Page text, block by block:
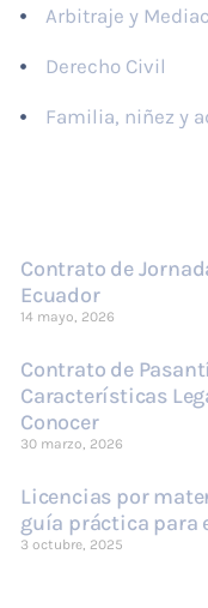
Arbitraje y
Derecho Civil
Familia, niñez y
Contrato de
Ecuador
14 mayo, 2026
Contrato de
Características
Conocer
30 marzo, 2026
Licencias por
guía práctica para
3 octubre, 2025